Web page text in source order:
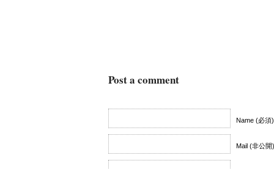
Post a comment
Name (必須)
Mail (非公開